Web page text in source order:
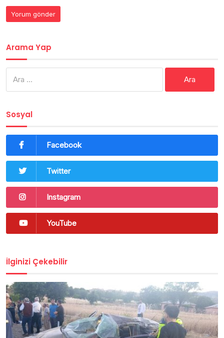
Arama Yap
Sosyal
Facebook
Twitter
Instagram
YouTube
İlginizi Çekebilir